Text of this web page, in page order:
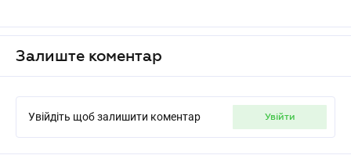
Залиште коментар
Увійдіть щоб залишити коментар увійти